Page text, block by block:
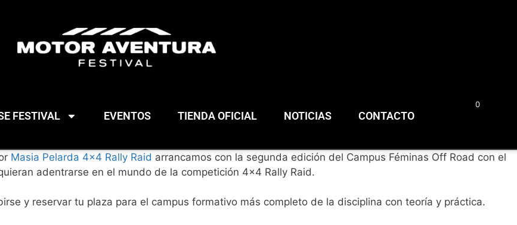
FESTIVAL EVENTOS TIENDA OFICIAL NOTICIAS CONTACTO
0
Masia Pelarda 4×4 Rally Raid arrancamos con la segunda edición del Campus Féminas Off Road con el
adentrarse en el mundo de la competición 4×4 Rally Raid.
y reservar tu plaza para el campus formativo más completo de la disciplina con teoría y práctica.